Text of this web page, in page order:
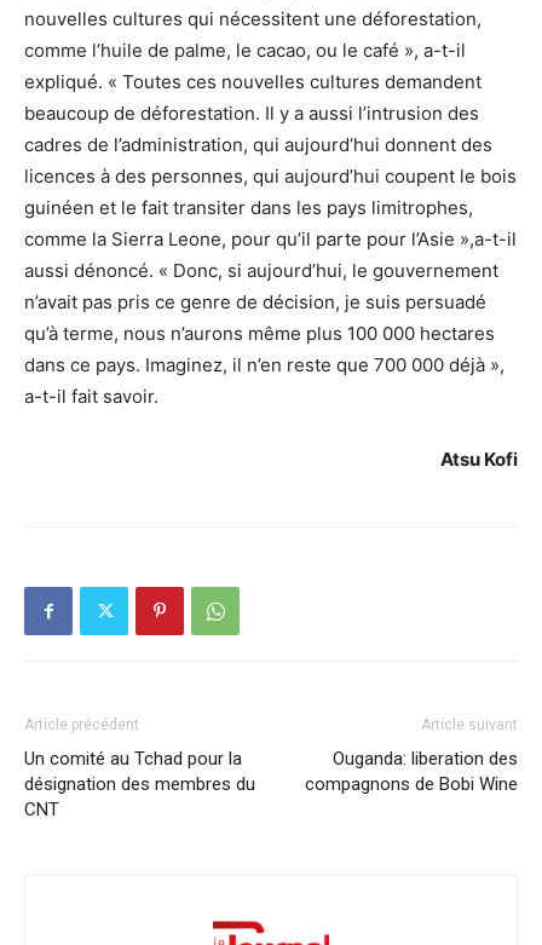
nouvelles cultures qui nécessitent une déforestation,
comme l’huile de palme, le cacao, ou le café », a-t-il
expliqué. « Toutes ces nouvelles cultures demandent
beaucoup de déforestation. Il y a aussi l’intrusion des
cadres de l’administration, qui aujourd’hui donnent des
licences à des personnes, qui aujourd’hui coupent le bois
guinéen et le fait transiter dans les pays limitrophes,
comme la Sierra Leone, pour qu’il parte pour l’Asie »,a-t-il
aussi dénoncé. « Donc, si aujourd’hui, le gouvernement
n’avait pas pris ce genre de décision, je suis persuadé
qu’à terme, nous n’aurons même plus 100 000 hectares
dans ce pays. Imaginez, il n’en reste que 700 000 déjà »,
a-t-il fait savoir.
Atsu Kofi
Article précédent
Un comité au Tchad pour la
désignation des membres du
CNT
Article suivant
Ouganda: liberation des
compagnons de Bobi Wine